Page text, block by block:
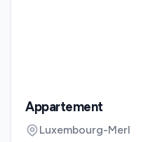
Appartement
Luxembourg-Merl